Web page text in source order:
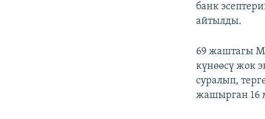
банк
айтылды.
69 жаштагы
күнөөсү жок
суралып,
жашырган 16